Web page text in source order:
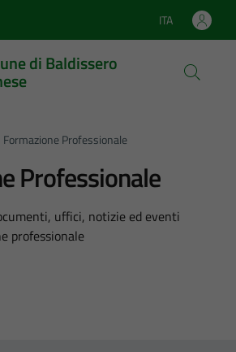
Lingua attiva:
ITA
di Baldissero
Formazione Professionale
Professionale
uffici, notizie ed eventi
professionale